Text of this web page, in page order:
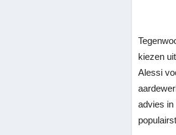
kiezen
Alessi
advies in